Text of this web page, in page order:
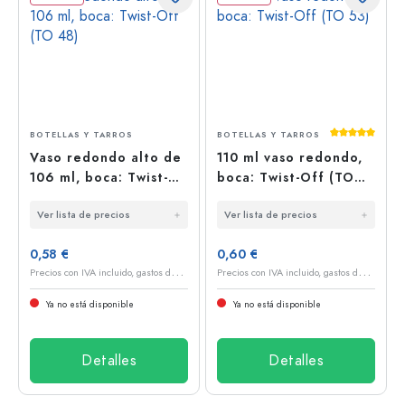
BOTELLAS Y TARROS
Vaso redondo alto de
106 ml, boca: Twist-
Ver lista de precios
0,58 €
P
recios con IVA incluido, gastos de envío excluidos
Ya no está disponible
Detalles
BOTELLAS Y TARROS
110 ml vaso redondo,
boca: Twist-Off (TO
Ver lista de precios
0,60 €
P
recios con IVA incluido, gastos de envío excluidos
Ya no está disponible
Detalles